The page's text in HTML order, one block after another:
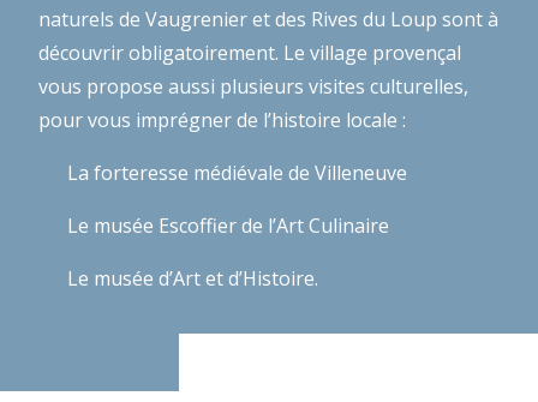
naturels de Vaugrenier et des Rives du Loup sont à
découvrir obligatoirement. Le village provençal
vous propose aussi plusieurs visites culturelles,
pour vous imprégner de l’histoire locale :
La forteresse médiévale de Villeneuve
Le musée Escoffier de l’Art Culinaire
Le musée d’Art et d’Histoire.